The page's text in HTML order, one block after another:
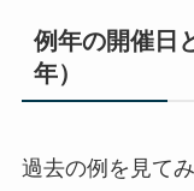
例年の開催日
年）
過去の例を見て